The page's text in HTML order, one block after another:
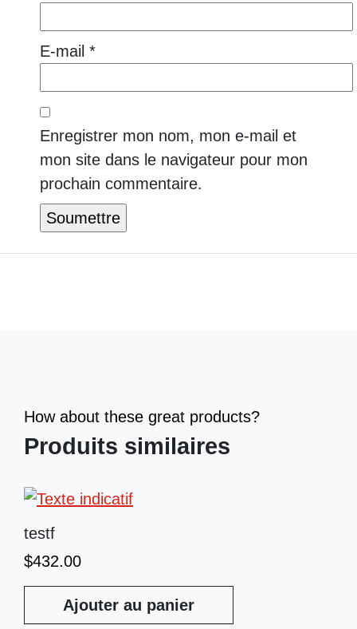
E-mail *
Enregistrer mon nom, mon e-mail et
mon site dans le navigateur pour mon
prochain commentaire.
How about these great products?
Produits similaires
testf
$432.00
Ajouter au panier